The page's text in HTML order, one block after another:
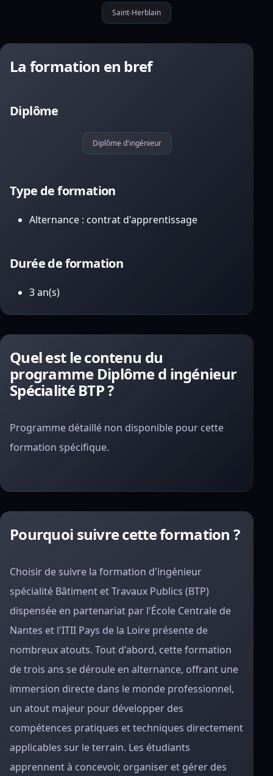
Saint-Herblain
La formation en bref
Diplôme
Diplôme d'ingénieur
Type de formation
Alternance : contrat d'apprentissage
Durée de formation
3 an(s)
Quel est le contenu du
programme Diplôme d ingénieur
Spécialité BTP ?
Programme détaillé non disponible pour cette
formation spécifique.
Pourquoi suivre cette formation ?
Choisir de suivre la formation d'ingénieur
spécialité Bâtiment et Travaux Publics (BTP)
dispensée en partenariat par l'École Centrale de
Nantes et l'ITII Pays de la Loire présente de
nombreux atouts. Tout d'abord, cette formation
de trois ans se déroule en alternance, offrant une
immersion directe dans le monde professionnel,
un atout majeur pour développer des
compétences pratiques et techniques directement
applicables sur le terrain. Les étudiants
apprennent à concevoir, organiser et gérer des